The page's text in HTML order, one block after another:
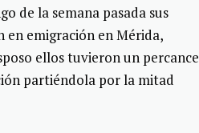
de la semana pasada sus
en emigración en Mérida,
ellos tuvieron un percance
partiéndola por la mitad